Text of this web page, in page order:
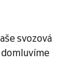
svozová